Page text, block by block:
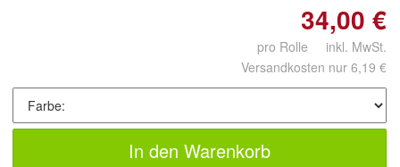
34,00 €
pro Rolle inkl. MwSt.
Versandkosten nur 6,19 €
In den Warenkorb